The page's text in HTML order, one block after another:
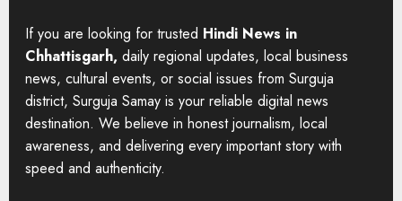
If you are looking for trusted Hindi News in
Chhattisgarh, daily regional updates, local business
news, cultural events, or social issues from Surguja
district, Surguja Samay is your reliable digital news
destination. We believe in honest journalism, local
awareness, and delivering every important story with
speed and authenticity.